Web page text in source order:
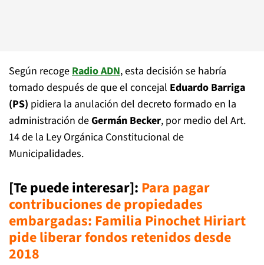
Según recoge Radio ADN, esta decisión se habría
tomado después de que el concejal Eduardo Barriga
(PS) pidiera la anulación del decreto formado en la
administración deGermán Becker, por medio del Art.
14 de la Ley Orgánica Constitucional de
Municipalidades.
[Te puede interesar]: Para pagar
contribuciones de propiedades
embargadas: Familia Pinochet Hiriart
pide liberar fondos retenidos desde
2018